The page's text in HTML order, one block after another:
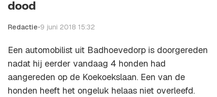
dood
Redactie•9 juni 2018 15:32
Een automobilist uit Badhoevedorp is doorgereden
nadat hij eerder vandaag 4 honden had
aangereden op de Koekoekslaan. Een van de
honden heeft het ongeluk helaas niet overleefd.